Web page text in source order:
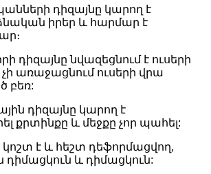
դիզայնը կարող է
իրեր և հարմար է
դիզայնը նվազեցնում է ուսերի
չի առաջացնում ուսերի վրա
բեռ:
դիզայնը կարող է
քրտինքը և մեջքը չոր պահել:
է և հեշտ դեֆորմացվող,
դիմացկուն և դիմացկուն: